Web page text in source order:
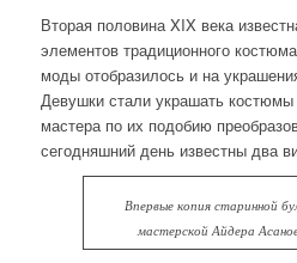
Вторая половина XIX века из
элементов традиционного
моды отобразилось и на
Девушки стали украшать
мастера по их подобию
сегодняшний день известны два
Впервые копия старинной
мастерской Айдера